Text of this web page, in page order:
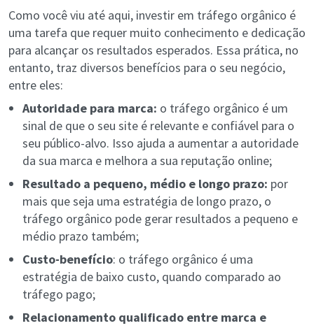
Como você viu até aqui, investir em tráfego orgânico é
uma tarefa que requer muito conhecimento e dedicação
para alcançar os resultados esperados. Essa prática, no
entanto, traz diversos benefícios para o seu negócio,
entre eles:
Autoridade para marca: o tráfego orgânico é um
sinal de que o seu site é relevante e confiável para o
seu público-alvo. Isso ajuda a aumentar a autoridade
da sua marca e melhora a sua reputação online;
Resultado a pequeno, médio e longo prazo: por
mais que seja uma estratégia de longo prazo, o
tráfego orgânico pode gerar resultados a pequeno e
médio prazo também;
Custo-benefício: o tráfego orgânico é uma
estratégia de baixo custo, quando comparado ao
tráfego pago;
Relacionamento qualificado entre marca e